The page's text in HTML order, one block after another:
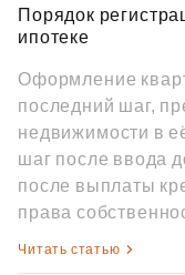
Порядок
ипотеке
Оформление
последний шаг,
недвижимости в
шаг после ввода
после выплаты
права
Читать статью